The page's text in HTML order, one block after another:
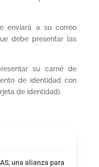
enviará a su correo
debe presentar las
su carné de
de identidad con
de identidad).
una alianza para